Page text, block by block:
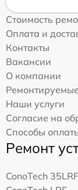
Стоимость
Оплата и
Контакты
Вакансии
О компании
Наши услуги
Согласие на
Способы
Ремонт
ConoTech 35LRF